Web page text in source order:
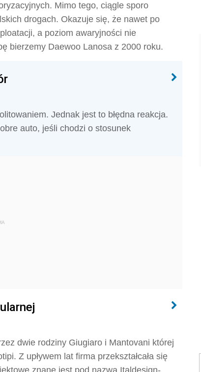
Mimo tego, ciągle sporo
drogach. Okazuje się, że nawet po
a poziom awaryjności nie
bierzemy Daewoo Lanosa z 2000 roku.
Jednak jest to błędna reakcja.
auto, jeśli chodzi o stosunek
dwie rodziny Giugiaro i Mantovani której
Z upływem lat firma przekształcała się
znane jest pod nazwą Italdesign-